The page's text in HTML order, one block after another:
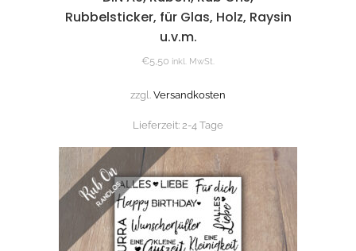
Rubbelsticker, für Glas, Holz, Raysin
u.v.m.
€5,50 inkl. MwSt.
zzgl. Versandkosten
Lieferzeit: 2-4 Tage